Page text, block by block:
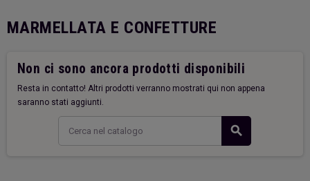
MARMELLATA E CONFETTURE
Non ci sono ancora prodotti disponibili
Resta in contatto! Altri prodotti verranno mostrati qui non appena
saranno stati aggiunti.
search